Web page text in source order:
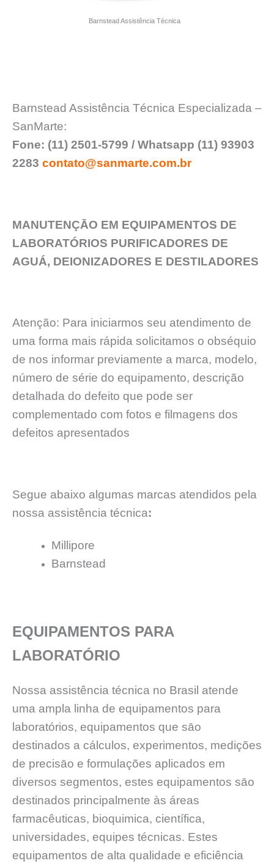
Barnstead Assistência Técnica
Barnstead Assistência Técnica Especializada –
SanMarte:
Fone: (11) 2501-5799 / Whatsapp (11) 93903
2283 contato@sanmarte.com.br
MANUTENÇĀO EM EQUIPAMENTOS DE
LABORATÓRIOS PURIFICADORES DE
AGUÁ, DEIONIZADORES E DESTILADORES
Atenção: Para iniciarmos seu atendimento de
uma forma mais rápida solicitamos o obséquio
de nos informar previamente a marca, modelo,
número de série do equipamento, descrição
detalhada do defeito que pode ser
complementado com fotos e filmagens dos
defeitos apresentados
Segue abaixo algumas marcas atendidos pela
nossa assistência técnica:
Millipore
Barnstead
EQUIPAMENTOS PARA
LABORATÓRIO
Nossa assistência técnica no Brasil atende
uma ampla linha de equipamentos para
laboratórios, equipamentos que sāo
destinados a cálculos, experimentos, medições
de precisāo e formulações aplicados em
diversos segmentos, estes equipamentos sāo
destinados principalmente às áreas
farmacêuticas, bioquimica, científica,
universidades, equipes técnicas. Estes
equipamentos de alta qualidade e eficiência